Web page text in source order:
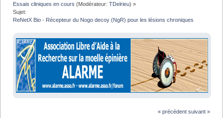
Essais cliniques en cours (Modérateur:TDelrieu) »
Sujet:
ReNetX Bio - Récepteur du Nogo decoy (NgR) pour les lésions chroniques
« précédent suivant »